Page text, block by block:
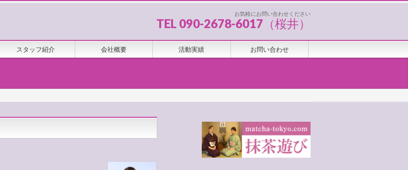
お気軽にお問い合わせください
TEL 090-2678-6017（桜井）
スタッフ紹介 会社概要 活動実績 お問い合わせ